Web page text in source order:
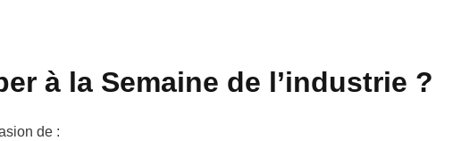
à la Semaine de l’industrie ?
de :